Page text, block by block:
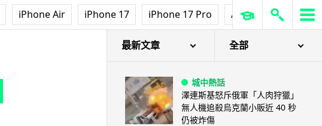
iPhone Air iPhone 17 iPhone 17 Pro AirPods Pro 3
最新文章 全部
城中熱話
澤連斯基怒斥俄軍「人肉狩獵」
無人機追殺烏克蘭小販近 40 秒
仍被炸傷